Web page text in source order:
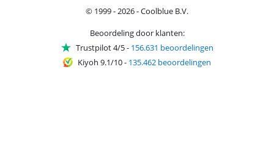
© 1999 - 2026 - Coolblue B.V.
Beoordeling door klanten:
Trustpilot 4/5- 156.631 beoordelingen
Kiyoh 9.1/10- 135.462 beoordelingen